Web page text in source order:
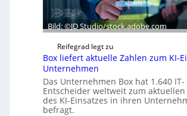
Bild: ©JD Studio/stock.adobe.com
Reifegrad legt zu
Box liefert aktuelle Zahlen zum KI-
Unternehmen
Das Unternehmen Box hat 1.640 IT-
Entscheider weltweit zum aktuellen
des KI-Einsatzes in ihren
befragt.